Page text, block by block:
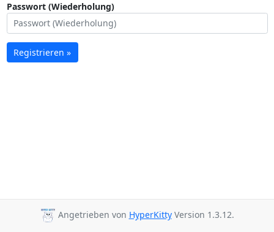
Passwort (Wiederholung)
Registrieren »
Angetrieben von HyperKittyVersion 1.3.12.